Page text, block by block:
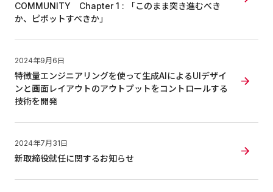
COMMUNITY Chapter 1 : 「このまま突き進むべき
か、ピボットすべきか」
2024年9月6日
特徴量エンジニアリングを使って生成AIによるUIデザイ
ンと画面レイアウトのアウトプットをコントロールする
技術を開発
2024年7月31日
新取締役就任に関するお知らせ